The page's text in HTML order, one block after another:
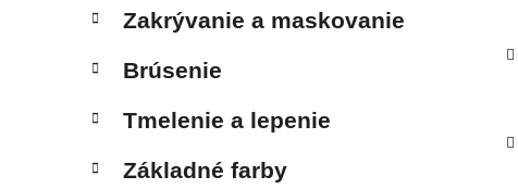
Zakrývanie a maskovanie
Brúsenie
Tmelenie a lepenie
Základné farby